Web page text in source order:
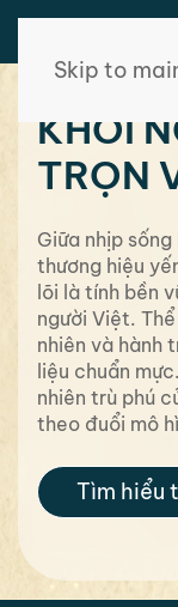
Skip to
KHỞI
TRỌN
Giữa nhịp
thương hiệu
lõi là tính bền
người Việt.
nhiên và hành
liệu chuẩn
nhiên trù phú
theo đuổi mô
Tìm hiểu